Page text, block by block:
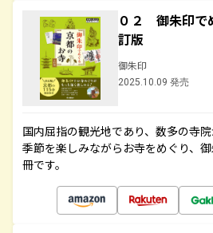
０２ 御朱印で
訂版
御朱印
2025.10.09 発売
国内屈指の観光地であり、数多の寺
季節を楽しみながらお寺をめぐり、
冊です。